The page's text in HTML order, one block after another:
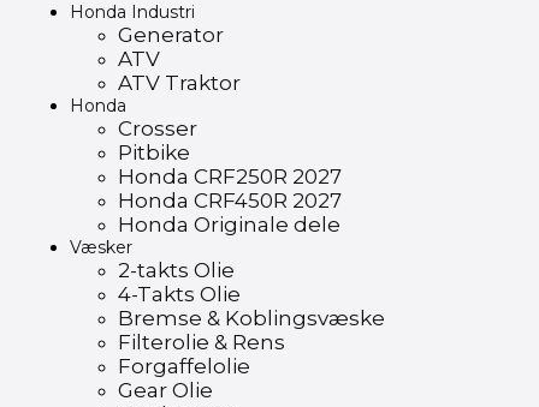
Honda Industri
Generator
ATV
ATV Traktor
Honda
Crosser
Pitbike
Honda CRF250R 2027
Honda CRF450R 2027
Honda Originale dele
Væsker
2-takts Olie
4-Takts Olie
Bremse & Koblingsvæske
Filterolie & Rens
Forgaffelolie
Gear Olie